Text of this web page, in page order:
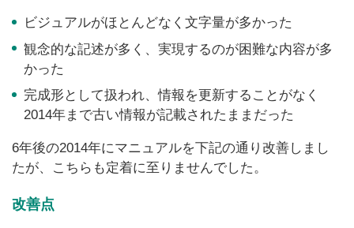
ビジュアルがほとんどなく文字量が多かった
観念的な記述が多く、実現するのが困難な内容が多
かった
完成形として扱われ、情報を更新することがなく
2014年まで古い情報が記載されたままだった
6年後の2014年にマニュアルを下記の通り改善しまし
たが、こちらも定着に至りませんでした。
改善点